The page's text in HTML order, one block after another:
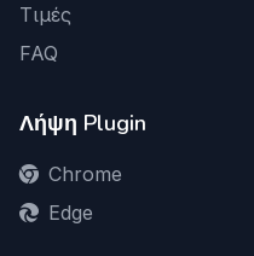
Τιμές
FAQ
Λήψη Plugin
Chrome
Edge